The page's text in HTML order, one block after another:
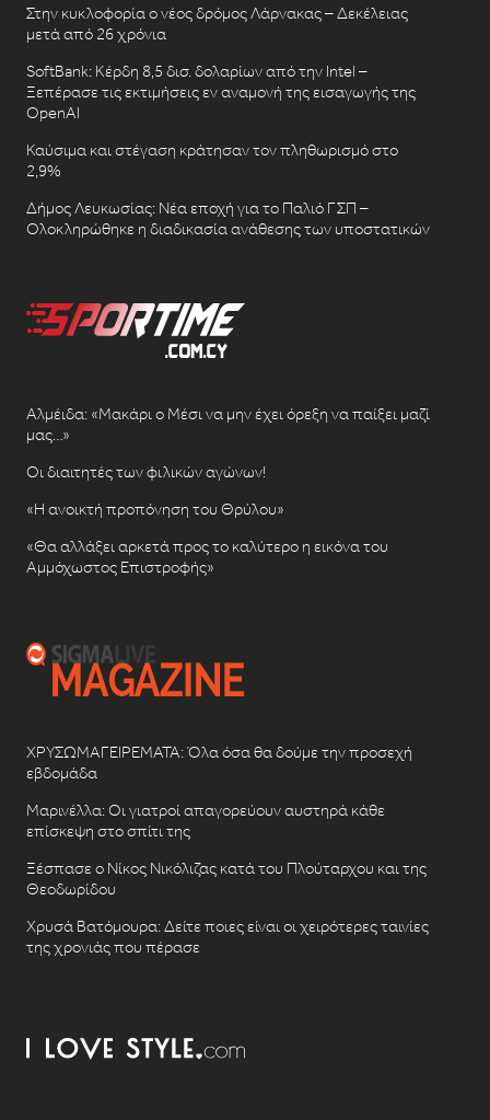
Στην κυκλοφορία ο νέος δρόμος Λάρνακας – Δεκέλειας
μετά από 26 χρόνια
SoftBank: Κέρδη 8,5 δισ. δολαρίων από την Intel –
Ξεπέρασε τις εκτιμήσεις εν αναμονή της εισαγωγής της
OpenAI
Καύσιμα και στέγαση κράτησαν τον πληθωρισμό στο
2,9%
Δήμος Λευκωσίας: Νέα εποχή για το Παλιό ΓΣΠ –
Ολοκληρώθηκε η διαδικασία ανάθεσης των υποστατικών
Αλμέιδα: «Μακάρι ο Μέσι να μην έχει όρεξη να παίξει μαζί
μας…»
Οι διαιτητές των φιλικών αγώνων!
«Η ανοικτή προπόνηση του Θρύλου»
«Θα αλλάξει αρκετά προς το καλύτερο η εικόνα του
Αμμόχωστος Επιστροφής»
ΧΡΥΣΩΜΑΓΕΙΡΕΜΑΤΑ: Όλα όσα θα δούμε την προσεχή
εβδομάδα
Μαρινέλλα: Οι γιατροί απαγορεύουν αυστηρά κάθε
επίσκεψη στο σπίτι της
Ξέσπασε ο Νίκος Νικόλιζας κατά του Πλούταρχου και της
Θεοδωρίδου
Χρυσά Βατόμουρα: Δείτε ποιες είναι οι χειρότερες ταινίες
της χρονιάς που πέρασε